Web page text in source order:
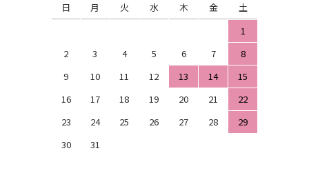
日 月 火 水 木 金
土
1
2
3 4 5 6 7
8
9
10 11 12 13 14
15
16
17 18 19 20 21
22
23
24 25 26 27 28
29
30
31